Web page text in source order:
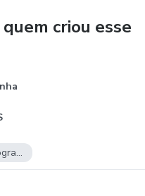
criou esse
Software, Programas para baixar